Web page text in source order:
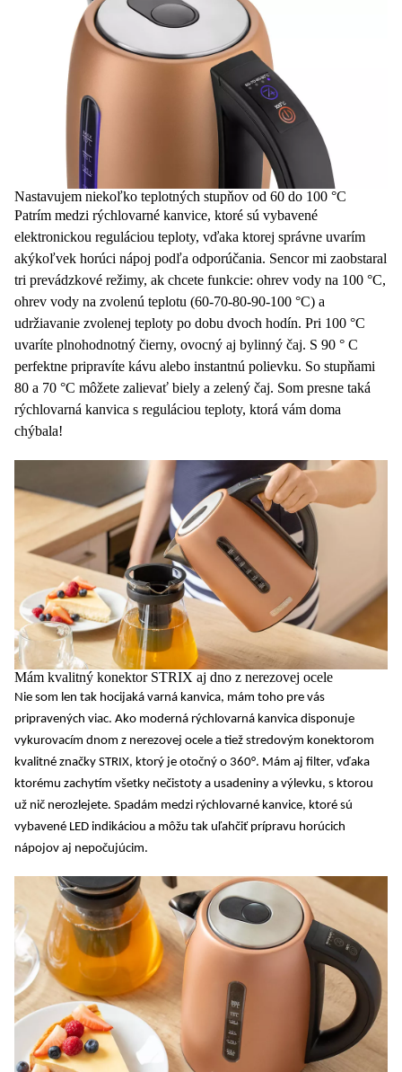
Nastavujem niekoľko teplotných stupňov od 60 do 100 °C
Patrím medzi rýchlovarné kanvice, ktoré sú vybavené
elektronickou reguláciou teploty, vďaka ktorej správne uvarím
akýkoľvek horúci nápoj podľa odporúčania. Sencor mi zaobstaral
tri prevádzkové režimy, ak chcete funkcie: ohrev vody na 100 °C,
ohrev vody na zvolenú teplotu (60-70-80-90-100 °C) a
udržiavanie zvolenej teploty po dobu dvoch hodín. Pri 100 °C
uvaríte plnohodnotný čierny, ovocný aj bylinný čaj. S 90 ° C
perfektne pripravíte kávu alebo instantnú polievku. So stupňami
80 a 70 °C môžete zalievať biely a zelený čaj. Som presne taká
rýchlovarná kanvica s reguláciou teploty, ktorá vám doma
chýbala!
Mám kvalitný konektor STRIX aj dno z nerezovej ocele
Nie som len tak hocijaká varná kanvica, mám toho pre vás
pripravených viac. Ako moderná rýchlovarná kanvica disponuje
vykurovacím dnom z nerezovej ocele a tiež stredovým konektorom
kvalitné značky STRIX, ktorý je otočný o 360°. Mám aj filter, vďaka
ktorému zachytím všetky nečistoty a usadeniny a výlevku, s ktorou
už nič nerozlejete. Spadám medzi rýchlovarné kanvice, ktoré sú
vybavené LED indikáciou a môžu tak uľahčiť prípravu horúcich
nápojov aj nepočujúcim.